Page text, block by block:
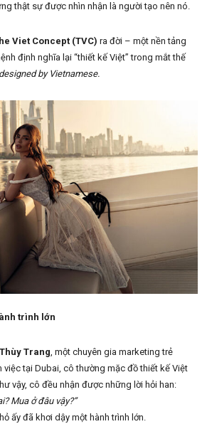
thật sự được nhìn nhận là người tạo nên nó.
Viet Concept (TVC) ra đời – một nền tảng
định nghĩa lại “thiết kế Việt” trong mắt thế
by Vietnamese.
trình lớn
Trang, một chuyên gia marketing trẻ
việc tại Dubai, cô thường mặc đồ thiết kế Việt
vậy, cô đều nhận được những lời hỏi han:
Mua ở đâu vậy?”
ấy đã khơi dậy một hành trình lớn.